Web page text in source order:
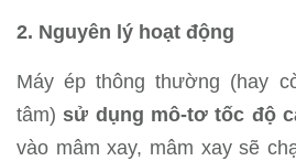
2. Nguyên lý hoạt động
Máy ép thông thường (hay
tâm)sử dụng mô-tơ tốc độ
vào mâm xay, mâm xay sẽ